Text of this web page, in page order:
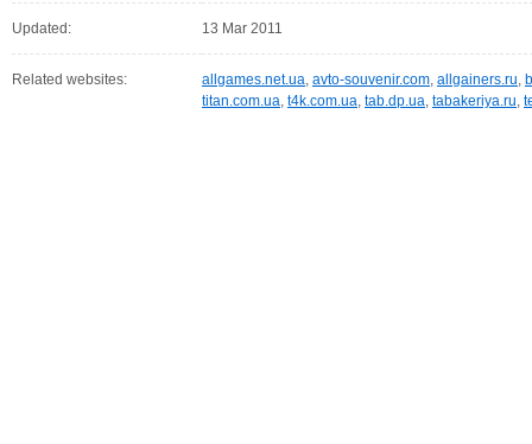
Updated: 13 Mar 2011
Related websites: allgames.net.ua, avto-souvenir.com, allgainers.ru,
titan.com.ua, t4k.com.ua, tab.dp.ua, tabakeriya.ru,